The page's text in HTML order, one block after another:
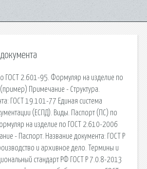
2.601-95. Формуляр на изделие по
Примечание - Структура.
ГОСТ 19.101-77 Единая система
(ЕСПД). Виды. Паспорт (ПС) по
на изделие по ГОСТ 2.610-2006
- Паспорт. Название документа: ГОСТ Р
и архивное дело. Термины и
стандарт РФ ГОСТ Р 7.0.8-2013